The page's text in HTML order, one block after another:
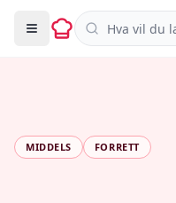
Søk i oppskrifter
MIDDELS FORRETT